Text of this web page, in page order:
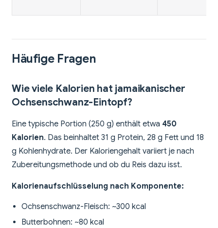
Häufige Fragen
Wie viele Kalorien hat jamaikanischer
Ochsenschwanz-Eintopf?
Eine typische Portion (250 g) enthält etwa 450
Kalorien. Das beinhaltet 31 g Protein, 28 g Fett und 18
g Kohlenhydrate. Der Kaloriengehalt variiert je nach
Zubereitungsmethode und ob du Reis dazu isst.
Kalorienaufschlüsselung nach Komponente:
Ochsenschwanz-Fleisch: ~300 kcal
Butterbohnen: ~80 kcal